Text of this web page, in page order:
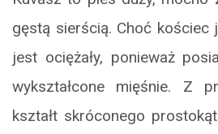
gęstą sierścią. Choć kościec
jest ociężały, ponieważ
wykształcone mięśnie. Z
kształt skróconego